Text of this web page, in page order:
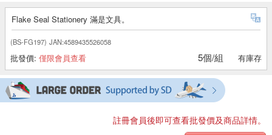
Flake Seal Stationery 滿是文具。
(BS-FG197) JAN:4589435526058
批發價: 僅限會員查看 5個/組 有庫存
註冊會員後即可查看批發價及商品詳情。